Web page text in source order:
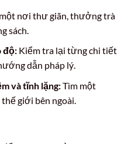
nơi thư giãn, thưởng trà
sách.
độ:Kiểm tra lại từng chi tiết
dẫn pháp lý.
và tĩnh lặng:Tìm một
giới bên ngoài.